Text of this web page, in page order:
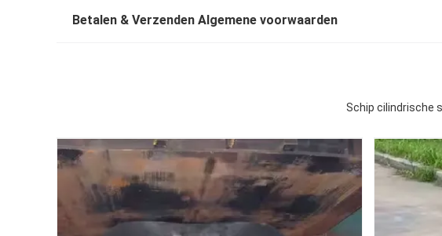
Betalen & Verzenden Algemene voorwaarden
Schip cilindrische